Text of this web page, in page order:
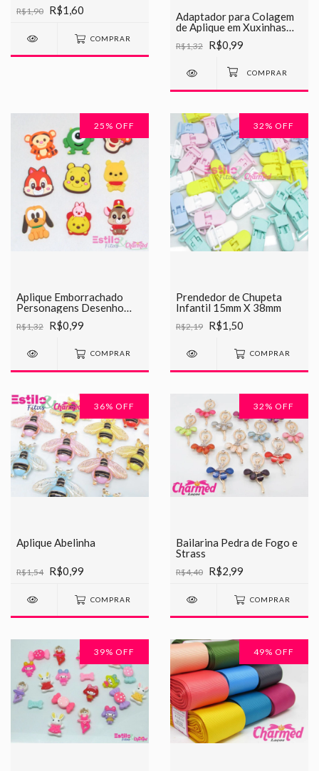
R$1,90 R$1,60
COMPRAR
Adaptador para Colagem
de Aplique em Xuxinhas
R$1,32 R$0,99
25 % OFF
Aplique Emborrachado
Personagens Desenho
R$1,32 R$0,99
COMPRAR
32 % OFF
Prendedor de Chupeta
Infantil 15mm X 38mm
R$2,19 R$1,50
COMPRAR
36% OFF
Aplique Abelinha
R$1,54 R$0,99
COMPRAR
32 % OFF
Bailarina Pedra de Fogo e
Strass
R$4,40 R$2,99
COMPRAR
39% OFF 49% OFF